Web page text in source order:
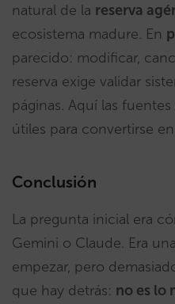
natural de la reserva
ecosistema madure. En
parecido: modificar,
reserva exige validar
páginas. Aquí las
útiles para convertirse
Conclusión
La pregunta inicial era
Gemini o Claude. Era
empezar, pero
que hay detrás: no es lo